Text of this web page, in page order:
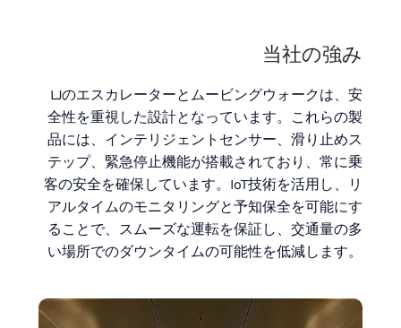
当社の強み
LJのエスカレーターとムービングウォークは、安
全性を重視した設計となっています。これらの製
品には、インテリジェントセンサー、滑り止めス
テップ、緊急停止機能が搭載されており、常に乗
客の安全を確保しています。IoT技術を活用し、リ
アルタイムのモニタリングと予知保全を可能にす
ることで、スムーズな運転を保証し、交通量の多
い場所でのダウンタイムの可能性を低減します。